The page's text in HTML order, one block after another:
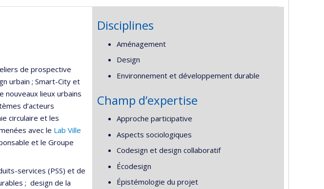
de prospective
urbain ; Smart-City et
nouveaux lieux urbains
d’acteurs
circulaire et les
avec le Lab Ville
et le Groupe
services (PSS) et de
; design de la
Disciplines
Aménagement
Design
Environnement et développement durable
Champ d’expertise
Approche participative
Aspects sociologiques
Codesign et design collaboratif
Écodesign
Épistémologie du projet